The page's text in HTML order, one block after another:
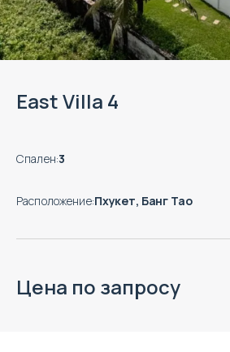
East Villa 4
Спален:3
Расположение:Пхукет, Банг Тао
Цена по запросу